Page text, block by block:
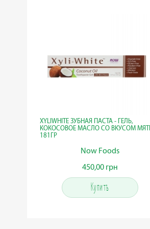
XYLIWHITE ЗУБНАЯ ПАСТА - ГЕЛЬ,
КОКОСОВОЕ МАСЛО СО ВКУСОМ
181ГР
Now Foods
450,00 грн
Купить
450,00 грн
Купить